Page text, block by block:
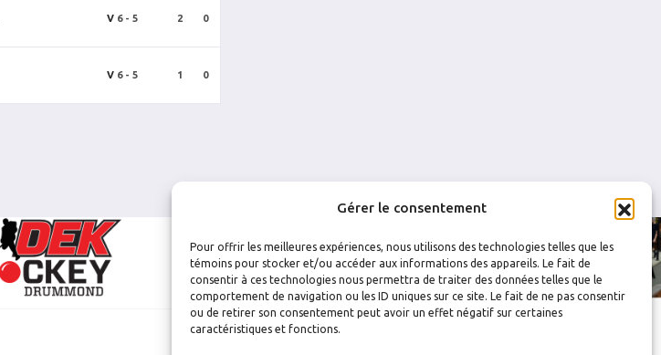
Gérer le consentement
Pour offrir les meilleures expériences, nous utilisons des technologies telles que les
témoins pour stocker et/ou accéder aux informations des appareils. Le fait de
consentir à ces technologies nous permettra de traiter des données telles que le
comportement de navigation ou les ID uniques sur ce site. Le fait de ne pas consentir
ou de retirer son consentement peut avoir un effet négatif sur certaines
caractéristiques et fonctions.
V 6 - 5 2 0
V 6 - 5 1 0